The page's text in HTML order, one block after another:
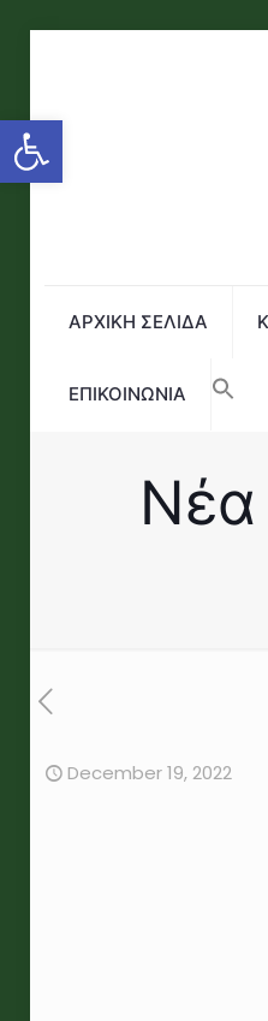
Open toolbar
ΑΡΧΙΚΗ ΣΕΛΙΔΑ
ΕΠΙΚΟΙΝΩΝΙΑ
Νέα
December 19, 2022